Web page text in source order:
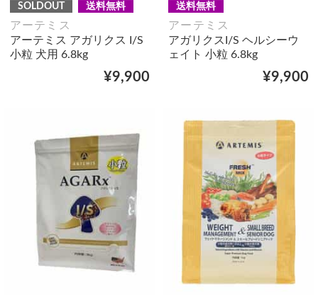
SOLDOUT 送料無料
アーテミス
アーテミス アガリクス I/S
小粒 犬用 6.8kg
¥9,900
送料無料
アーテミス
アガリクスI/S ヘルシーウ
ェイト 小粒 6.8kg
¥9,900